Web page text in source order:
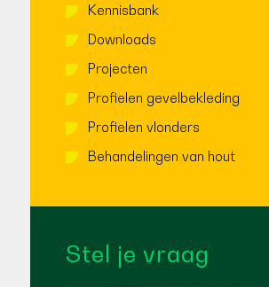
Kennisbank
Downloads
Projecten
Profielen gevelbekleding
Profielen vlonders
Behandelingen van hout
Stel je vraag